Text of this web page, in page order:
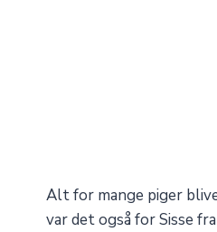
Alt for mange piger
var det også for Sisse